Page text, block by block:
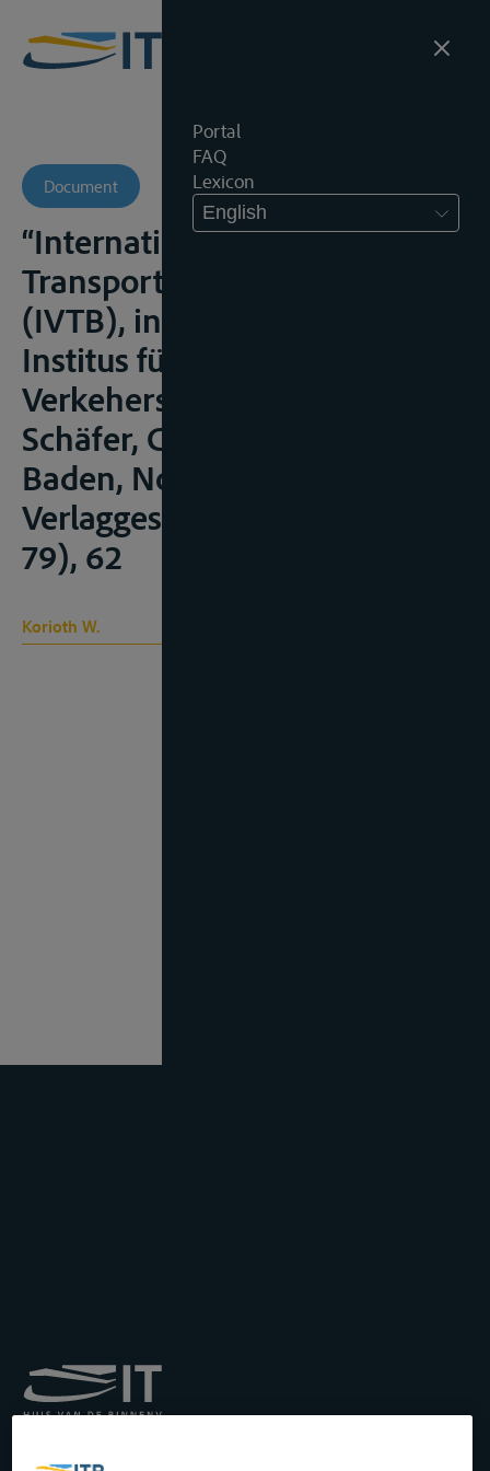
Portal
FAQ
Lexicon
English
Document
“Internationale Verlade- und
Transportbedingungen 2010
(IVTB), in Schriftenreihe des
Institus für Transport- und
Verkehersrecht, Band 11,
Schäfer, C. (ed.), Baden-
Baden, Nomos
Verlaggesellschaft, 2011, (59-
79), 62
Korioth W.